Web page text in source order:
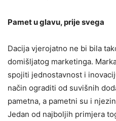
Pamet u glavu, prije svega
Dacija vjerojatno ne bi bila
domišljatog marketinga.
spojiti jednostavnost i
način ograditi od suvišnih
pametna, a pametni su i
Jedan od najboljih primjera